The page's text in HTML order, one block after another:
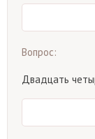
Вопрос:
Двадцать